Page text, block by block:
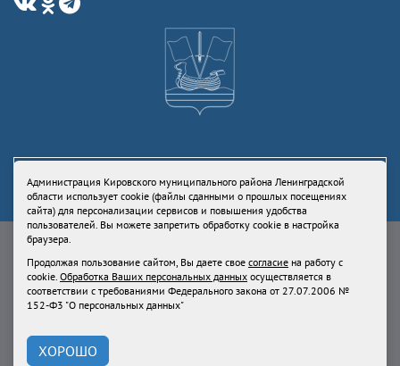
Свидетельство Роскомнадзора ЭЛ № ФС77-73336 от 24 июля 2018
Ленинградской области
Продолжая пользование сайтом, Вы даете своесогласиена работу с
cookie.Обработка Ваших персональных данных
При использовании материалов сайта, ссылка на
Администрация Кировского муниципального района Ленинградской
области использует cookie (файлы сданными о прошлых посещениях
сайта) для персонализации сервисов и повышения удобства
пользователей. Вы можете запретить обработку cookie в настройка
браузера.
Продолжая пользование сайтом, Вы даете свое согласие на работу с
cookie. Обработка Ваших персональных данных осуществляется в
соответствии с требованиями Федерального закона от 27.07.2006 №
152-Ф3 "О персональных данных"
ХОРОШО